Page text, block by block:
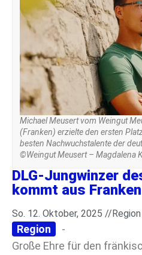
Michael Meusert vom Weingut
(Franken) erzielte den ersten
besten Nachwuchstalente der
©Weingut Meusert – Magdalena
DLG-Jungwinzer
kommt aus Franken
So. 12. Oktober, 2025 //Region
Region
-
Große Ehre für den